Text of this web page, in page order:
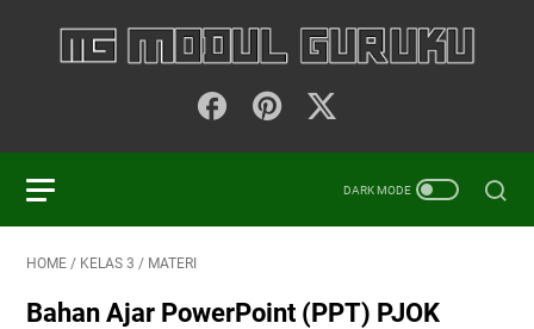
HOME / KELAS 3 / MATERI
Bahan Ajar PowerPoint (PPT) PJOK